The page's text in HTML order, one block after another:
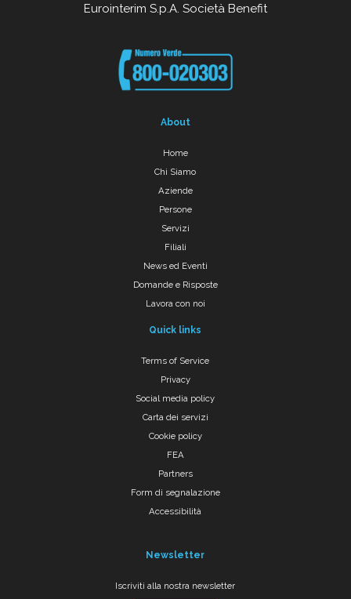
Eurointerim S.p.A. Società Benefit
About
Home
Chi Siamo
Aziende
Persone
Servizi
Filiali
News ed Eventi
Domande e Risposte
Lavora con noi
Quick links
Terms of Service
Privacy
Social media policy
Carta dei servizi
Cookie policy
FEA
Partners
Form di segnalazione
Accessibilità
Newsletter
Iscriviti alla nostra newsletter